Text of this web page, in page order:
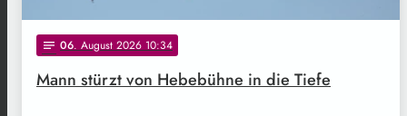
notes 06. August 2026 10:34
Mann stürzt von Hebebühne in die Tiefe